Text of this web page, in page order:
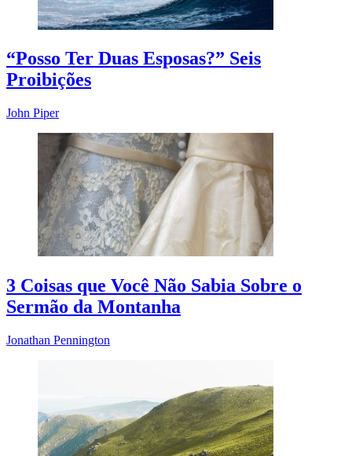
“Posso Ter Duas Esposas?” Seis
Proibições
John Piper
3 Coisas que Você Não Sabia Sobre o
Sermão da Montanha
Jonathan Pennington